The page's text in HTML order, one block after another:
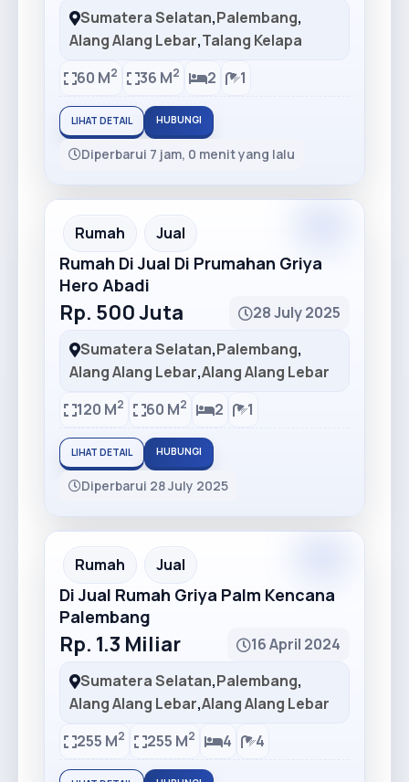
Sumatera Selatan,Palembang,
Alang Alang Lebar,Talang Kelapa
60 M2 36 M2 2 1
LIHAT DETAIL HUBUNGI
Diperbarui 7 jam, 0 menit yang lalu
Recommended
Rumah Jual
Rumah Di Jual Di Prumahan Griya
Hero Abadi
Rp. 500 Juta
28 July 2025
Sumatera Selatan,Palembang,
Alang Alang Lebar,Alang Alang Lebar
120 M2 60 M2 2 1
LIHAT DETAIL HUBUNGI
Diperbarui 28 July 2025
Recommended
Rumah Jual
Di Jual Rumah Griya Palm Kencana
Palembang
Rp. 1.3 Miliar
16 April 2024
Sumatera Selatan,Palembang,
Alang Alang Lebar,Alang Alang Lebar
255 M2 255 M2 4 4